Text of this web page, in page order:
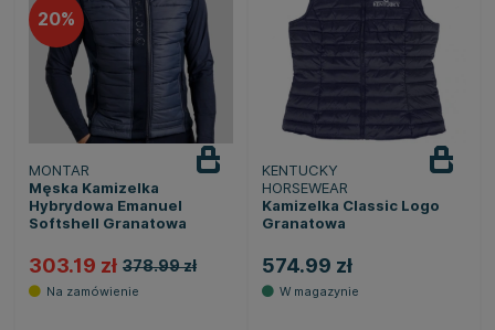
20
MONTAR
Męska Kamizelka
Hybrydowa Emanuel
Softshell Granatowa
303.19 zł 378.99 zł
KENTUCKY
HORSEWEAR
Kamizelka Classic Logo
Granatowa
574.99 zł